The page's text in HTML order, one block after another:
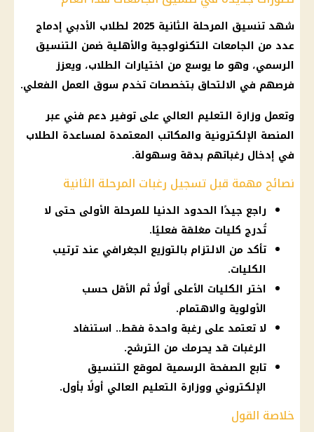
شهد تنسيق المرحلة الثانية 2025 لطلاب الأدبي إدماج
عدد من الجامعات التكنولوجية والأهلية ضمن التنسيق
الرسمي، وهو ما يوسع من اختيارات الطلاب، ويعزز
فرصهم في الالتحاق بتخصصات تخدم سوق العمل الفعلي.
وتعمل وزارة التعليم العالي على توفير دعم فني عبر
المنصة الإلكترونية والمكاتب المعتمدة لمساعدة الطلاب
في إدخال رغباتهم بدقة وسهولة.
نصائح مهمة قبل تسجيل رغبات المرحلة الثانية
راجع جيدًا الحدود الدنيا للمرحلة الأولى حتى لا
تُدرج كليات مغلقة فعليًا.
تأكد من الالتزام بالتوزيع الجغرافي عند ترتيب
الكليات.
اختر الكليات الأعلى أولًا ثم الأقل حسب
الأولوية والاهتمام.
لا تعتمد على رغبة واحدة فقط.. استنفاد
الرغبات قد يحرمك من الترشح.
تابع الصفحة الرسمية لموقع التنسيق
الإلكتروني ووزارة التعليم العالي أولًا بأول.
خلاصة القول